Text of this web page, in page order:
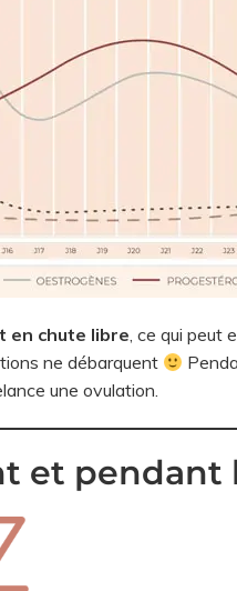
en chute libre, ce qui peut
ne débarquent
une ovulation.
et pendant